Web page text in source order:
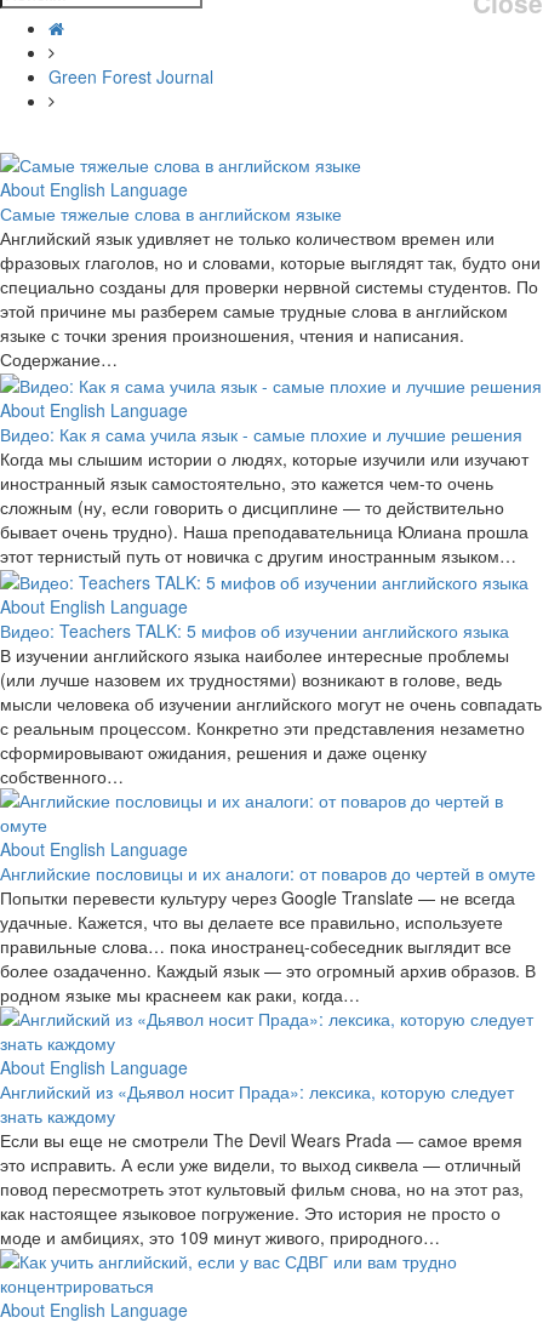
Green Forest Journal
About English Language
Самые тяжелые слова в английском языке
Английский язык удивляет не только количеством времен или
фразовых глаголов, но и словами, которые выглядят так, будто они
специально созданы для проверки нервной системы студентов. По
этой причине мы разберем самые трудные слова в английском
языке с точки зрения произношения, чтения и написания.
Содержание…
About English Language
Видео: Как я сама учила язык - самые плохие и лучшие решения
Когда мы слышим истории о людях, которые изучили или изучают
иностранный язык самостоятельно, это кажется чем-то очень
сложным (ну, если говорить о дисциплине — то действительно
бывает очень трудно). Наша преподавательница Юлиана прошла
этот тернистый путь от новичка с другим иностранным языком…
About English Language
Видео: Teachers TALK: 5 мифов об изучении английского языка
В изучении английского языка наиболее интересные проблемы
(или лучше назовем их трудностями) возникают в голове, ведь
мысли человека об изучении английского могут не очень совпадать
с реальным процессом. Конкретно эти представления незаметно
сформировывают ожидания, решения и даже оценку
собственного…
About English Language
Английские пословицы и их аналоги: от поваров до чертей в омуте
Попытки перевести культуру через Google Translate — не всегда
удачные. Кажется, что вы делаете все правильно, используете
правильные слова… пока иностранец-собеседник выглядит все
более озадаченно. Каждый язык — это огромный архив образов. В
родном языке мы краснеем как раки, когда…
About English Language
Английский из «Дьявол носит Прада»: лексика, которую следует
знать каждому
Если вы еще не смотрели The Devil Wears Prada — самое время
это исправить. А если уже видели, то выход сиквела — отличный
повод пересмотреть этот культовый фильм снова, но на этот раз,
как настоящее языковое погружение. Это история не просто о
моде и амбициях, это 109 минут живого, природного…
About English Language